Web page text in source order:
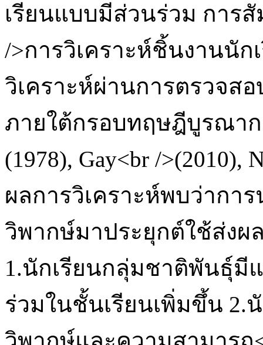
เรียนแบบมีส่วนร่วม การ
/>การวิเคราะห์ชิ้นงานนั
วิเคราะห์ผ่านการตรวจสอ
ภายใต้กรอบทฤษฎีบูรณาก
(1978), Gay<br />(2010),
ผลการวิเคราะห์พบว่ากา
วิพากษ์มาประยุกต์ใช้ส่งผ
1.นักเรียนกลุ่มชาติพันธุ์มี
ร่วมในชั้นเรียนเพิ่มขึ้น 2.